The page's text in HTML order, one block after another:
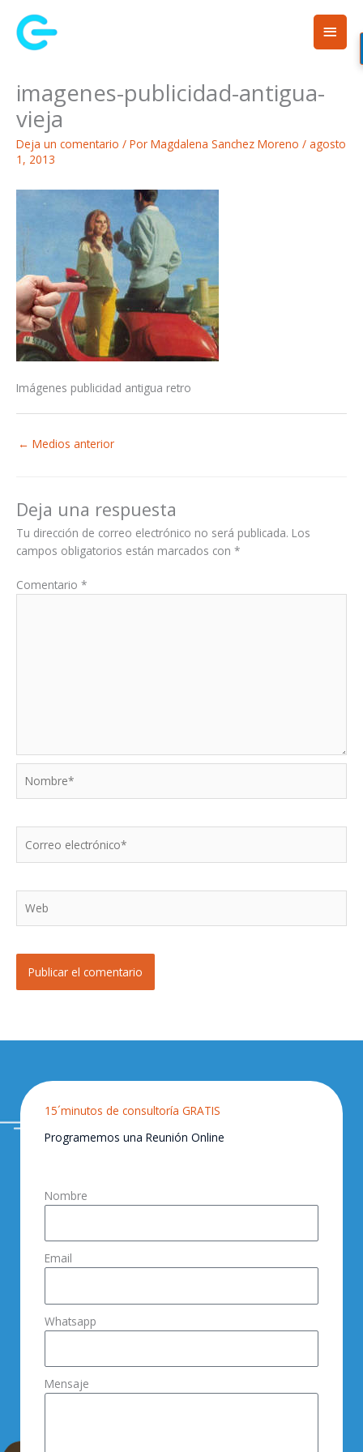
contenido
imagenes-publicidad-antigua-
vieja
Deja un comentario / Por Magdalena Sanchez Moreno / agosto
1, 2013
Imágenes publicidad antigua retro
← Medios anterior
Deja una respuesta
Tu dirección de correo electrónico no será publicada. Los
campos obligatorios están marcados con *
Comentario *
electrónico*
15´minutos de consultoría GRATIS
Programemos una Reunión Online
Nombre
Email
Whatsapp
Mensaje